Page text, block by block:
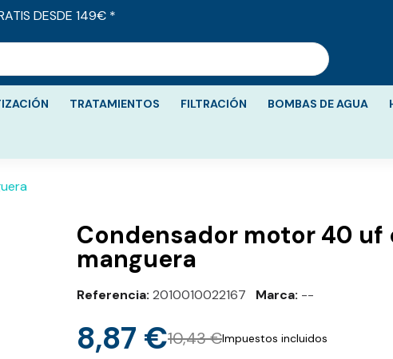
DESDE 149€ *
TRATAMIENTOS FILTRACIÓN BOMBAS DE AGUA
Condensador motor 40 uf
manguera
Referencia 2010010022167 Marca --
10,43 €
8,87 € Impuestos incluidos